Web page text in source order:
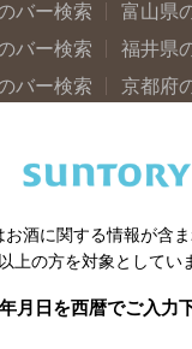
バー検索
富山県
バー検索
福井県
バー検索
京都府
バー検索
和歌山県
バー検索
鳥取県
バー検索
徳島県
バー検索
愛媛県
酒に関する情報が含ま
上の方を対象としてい
月日を西暦でご入力